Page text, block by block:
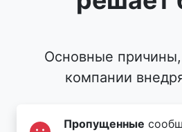
Основные
компании
Пропущенные